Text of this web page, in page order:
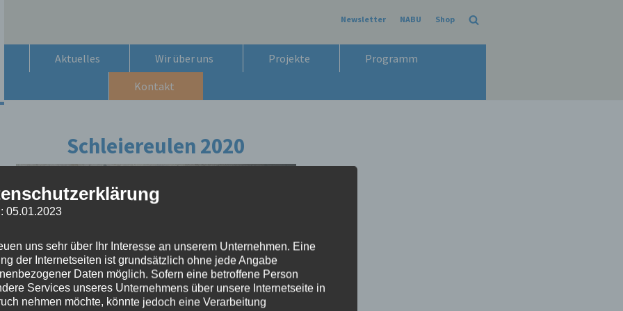
Newsletter NABU Shop
Aktuelles Wir über uns Projekte
Programm
Kontakt
Schleiereulen 2020
05.01.2023
uns sehr über Ihr Interesse an unserem Unternehmen. Eine
der Internetseiten ist grundsätzlich ohne jede Angabe
Daten möglich. Sofern eine betroffene Person
Services unseres Unternehmens über unsere Internetseite in
nehmen möchte, könnte jedoch eine Verarbeitung